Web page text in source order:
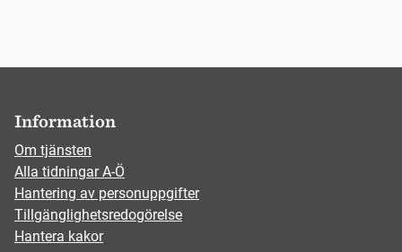
Information
Om tjänsten
Alla tidningar A-Ö
Hantering av personuppgifter
Tillgänglighetsredogörelse
Hantera kakor